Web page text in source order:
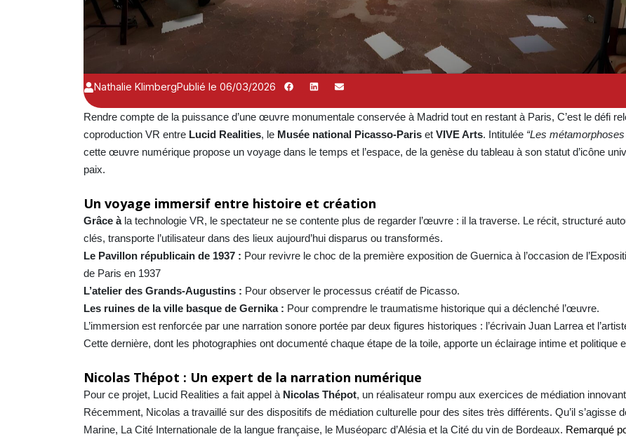
Nathalie KlimbergPublié le 06/03/2026
Rendre compte de la puissance d’une œuvre monumentale conservée à Madrid tout en restant à Paris, C’est le défi
coproduction VR entre Lucid Realities, le Musée national Picasso-Paris etVIVE Arts. Intitulée “Les
cette œuvre numérique propose un voyage dans le temps et l’espace, de la genèse du tableau à son statut d’icône
paix.
Un voyage immersif entre histoire et création
Grâce àla technologie VR, le spectateur ne se contente plus de regarder l’œuvre : il la traverse. Le récit, structuré
clés, transporte l’utilisateur dans des lieux aujourd’hui disparus ou transformés.
Le Pavillon républicain de 1937 : Pour revivre le choc de la première exposition de Guernica à l’occasion de
de Paris en 1937
L’atelier des Grands-Augustins : Pour observer le processus créatif de Picasso.
Les ruines de la ville basque de Gernika : Pour comprendre le traumatisme historique qui a déclenché l’œuvre.
L’immersion est renforcée par une narration sonore portée par deux figures historiques : l’écrivain Juan Larrea et
Cette dernière, dont les photographies ont documenté chaque étape de la toile, apporte un éclairage intime et politique
Nicolas Thépot : Un expert de la narration numérique
Pour ce projet, Lucid Realities a fait appel à Nicolas Thépot, un réalisateur rompu aux exercices de médiation
Récemment, Nicolas a travaillé sur des dispositifs de médiation culturelle pour des sites très différents. Qu’il s’agisse
Marine, La Cité Internationale de la langue française, le Muséoparc d’Alésia et la Cité duvin de Bordeaux. Remarqué